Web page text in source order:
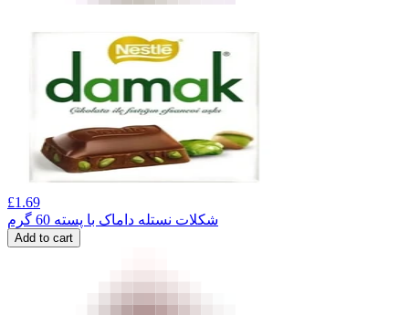
£1.69
شکلات نستله داماک با پسته 60 گرم
Add to cart